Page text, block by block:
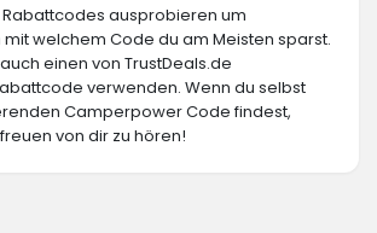
Rabattcodes ausprobieren um
welchem Code du am Meisten sparst.
einen von TrustDeals.de
verwenden. Wenn du selbst
Camperpower Code findest,
von dir zu hören!